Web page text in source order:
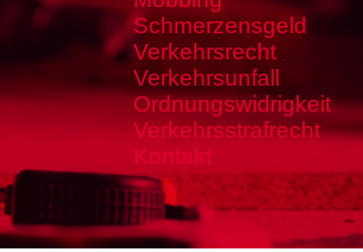
Schmerzensgeld
Verkehrsrecht
Verkehrsunfall
Ordnungswidrigkeit
Verkehrsstrafrecht
Kontakt